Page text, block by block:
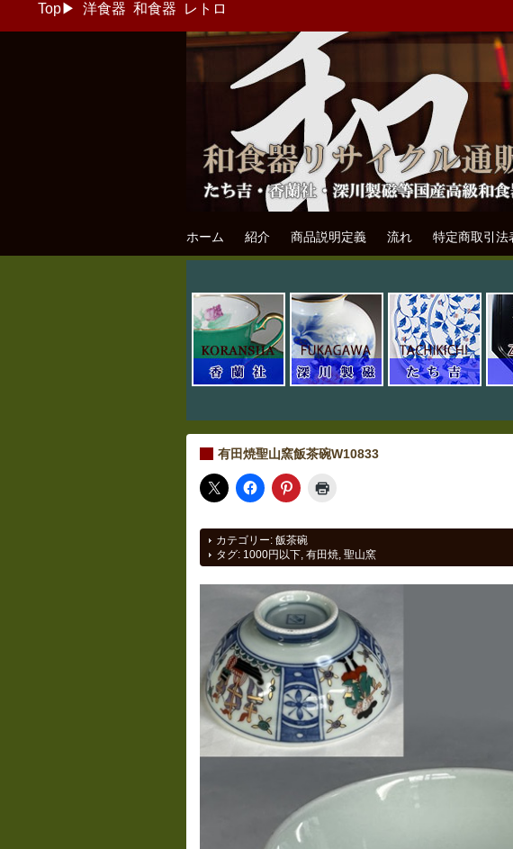
Top▶ 洋食器 和食器 レトロ
和食器リサイクル通販
たち吉・香蘭社・深川製磁等の和食器リサイクル通販サ
ホーム 紹介 商品説明定義 流れ 特定商取引法
有田焼聖山窯飯茶碗W10833
カテゴリー: 飯茶碗
タグ: 1000円以下 有田焼 聖山窯